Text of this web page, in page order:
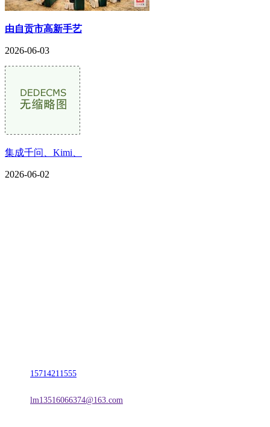
由自贡市高新手艺
2026-06-03
集成千问、Kimi、
2026-06-02
15714211555
lm13516066374@163.com